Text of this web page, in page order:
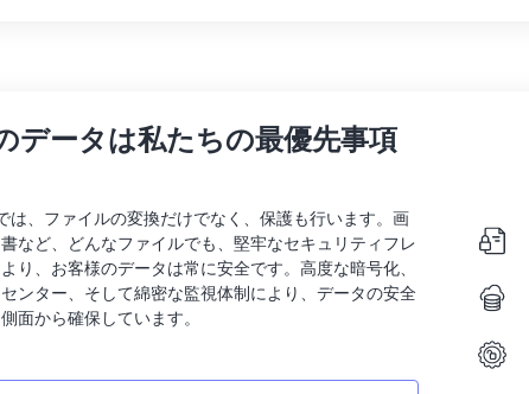
データは私たちの最優先事項
は、ファイルの変換だけでなく、保護も行います。画
など、どんなファイルでも、堅牢なセキュリティフレ
り、お客様のデータは常に安全です。高度な暗号化、
ンター、そして綿密な監視体制により、データの安全
面から確保しています。